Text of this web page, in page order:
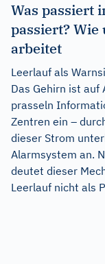
Was passiert
passiert?
arbeitet
Leerlauf als
Das Gehirn ist
prasseln
Zentren ein –
dieser Strom
Alarmsystem an.
deutet dieser
Leerlauf nicht als